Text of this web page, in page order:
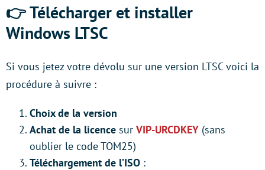
👉 Télécharger et installer
Windows LTSC
Si vous jetez votre dévolu sur une version LTSC voici la
procédure à suivre :
Choix de la version
Achat de la licence sur VIP-URCDKEY (sans
oublier le code TOM25)
Téléchargement de l’ISO :